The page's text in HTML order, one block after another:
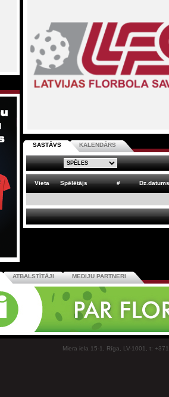
SASTĀVS KALENDĀRS
Vieta Spēlētājs # Dz.datums
ATBALSTĪTĀJI MEDIJU PARTNERI
Miera iela 15-1, Rīga, LV-1001, t: